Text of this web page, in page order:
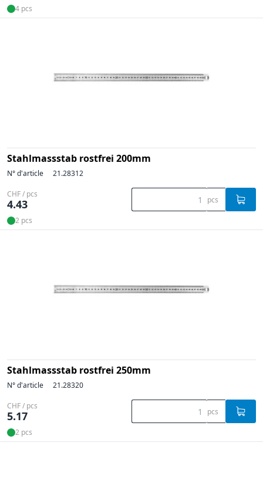
4 pcs
Stahlmassstab rostfrei 200mm
N° d'article 21.28312
CHF / pcs
4.43 pcs
2 pcs
Stahlmassstab rostfrei 250mm
N° d'article 21.28320
CHF / pcs
5.17 pcs
2 pcs